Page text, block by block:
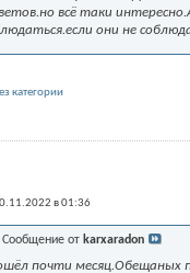
всё таки
они не
категории
в 01:36
Сообщение от karxaradon
почти месяц.Обещаных